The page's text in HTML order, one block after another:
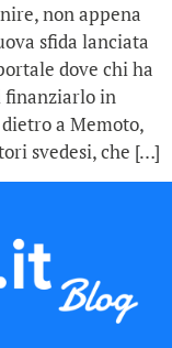
non appena
sfida lanciata
dove chi ha
finanziarlo in
a Memoto,
svedesi, che […]